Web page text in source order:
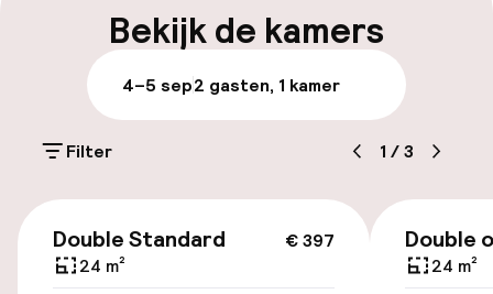
Bagageruimte
Parkeren & mobiliteit
Transferservice
Bekijk de kamers
4–5 sep2 gasten, 1 kamer
Filter 1 /3
€ 397
Double Standard
24 m²
Double
24 m²